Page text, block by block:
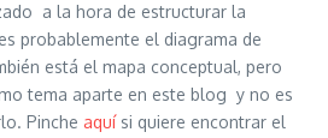
a la hora de estructurar la
probablemente el diagrama de
está el mapa conceptual, pero
tema aparte en este blog y no es
Pinche aquísi quiere encontrar el